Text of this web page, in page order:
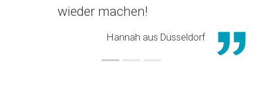
wieder machen!
Hannah aus Düsseldorf